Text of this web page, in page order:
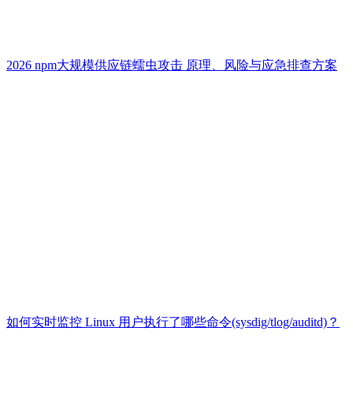
2026 npm大规模供应链蠕虫攻击 原理、风险与应急排查方案
如何实时监控 Linux 用户执行了哪些命令(sysdig/tlog/auditd)？